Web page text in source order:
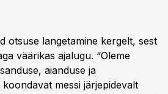
otsuse langetamine kergelt, sest
väärikas ajalugu. “Oleme
aianduse ja
messi järjepidevalt